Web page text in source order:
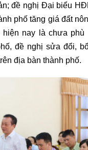
đề nghị Đại biểu
phố tăng giá đất
hiện nay là chưa
đề nghị sửa đổi,
địa bàn thành phố.